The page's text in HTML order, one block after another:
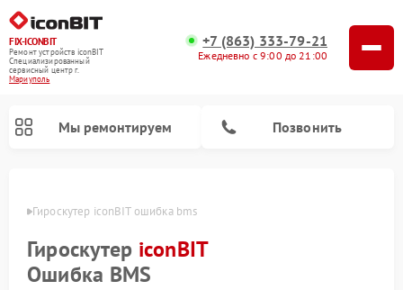
FIX-ICONBIT
Ремонт устройств iconBIT
Специализированный
cервисный центр г.
Мариуполь
+7 (863) 333-79-21
Ежедневно с 9:00 до 21:00
Мы ремонтируем Позвонить
Гироскутер iconBIT ошибка bms
Гироскутер iconBIT
Ошибка BMS